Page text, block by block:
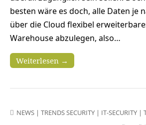
besten wäre es doch, alle Daten je
über die Cloud flexibel
Warehouse abzulegen, also…
Weiterlesen →
NEWS | TRENDS SECURITY | IT-SECURITY |